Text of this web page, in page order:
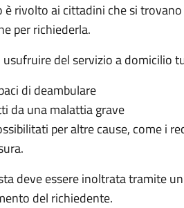
è rivolto ai cittadini che si
per richiederla.
usufruire del servizio a domicilio
di deambulare
da una malattia grave
per altre cause, come i
deve essere inoltrata tramite
del richiedente.